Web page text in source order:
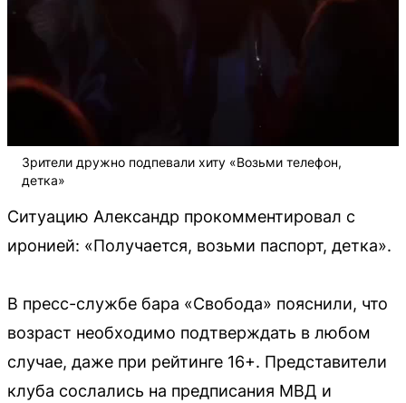
Зрители дружно подпевали хиту «Возьми телефон,
детка»
Ситуацию Александр прокомментировал с
иронией: «Получается, возьми паспорт, детка».
В пресс-службе бара «Свобода» пояснили, что
возраст необходимо подтверждать в любом
случае, даже при рейтинге 16+. Представители
клуба сослались на предписания МВД и